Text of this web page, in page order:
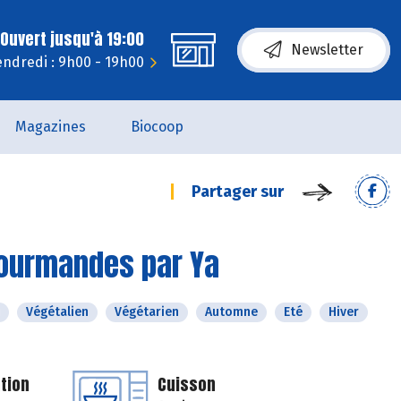
Ouvert jusqu'à 19:00
: 9h00 - 19h00
Newsletter
Magazines Biocoop
Partager sur
par Ya
Végétalien Végétarien Automne Eté
Hiver
Cuisson